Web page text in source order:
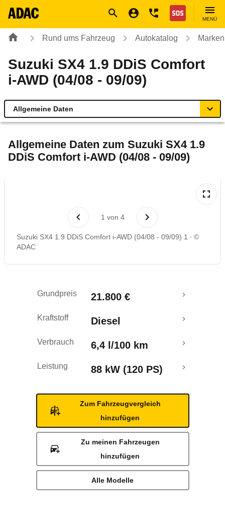
Nothilfe
MENÜ
Rund ums Fahrzeug Autokatalog
Suzuki SX4 1.9 DDiS Comfort
i-AWD (04/08 - 09/09)
Allgemeine Daten
Technische Daten
Laufende Kosten
Rückrufe & Mängel
Allgemeine Daten zum Suzuki SX4 1.9
DDiS Comfort i-AWD (04/08 - 09/09)
1 von 4
Suzuki SX4 1.9 DDiS Comfort i-AWD (04/08 - 09/09) 1
©
ADAC
Grundpreis 21.800 €
Kraftstoff Diesel
Verbrauch 6,4 l/100 km
Leistung 88 kW (120 PS)
Zum Fahrzeugvergleich
hinzufügen
Zu meinen Fahrzeugen
hinzufügen
Alle Modelle